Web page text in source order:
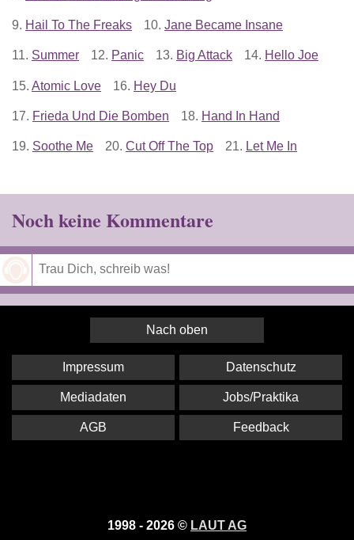
9. Hail To The Freaks 10. Jane Became Insane
11. Summer 12. Panic 13. Big Attack 14. Hello Joe
15. Atomic Love 16. Hey Du
17. Frieda Und Die Bomben 18. Hand In Hand
19. Soothe Me 20. Cut Off The Top 21. Let Me In
Noch keine Kommentare
Nach oben
1998 - 2026 © LAUT AG
Impressum Datenschutz
Mediadaten Jobs/Praktika
AGB Feedback